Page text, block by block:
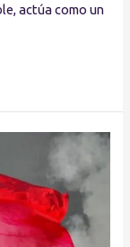
actúa como un